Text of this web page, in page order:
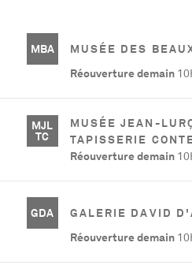
MBA
MUSÉE DES
Réouverture demain
MJL
TC
MUSÉE JEAN-
TAPISSERIE
Réouverture demain
GDA
GALERIE DAVID
Réouverture demain